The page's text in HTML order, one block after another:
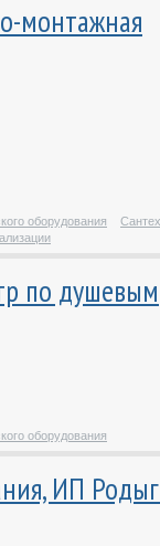
монтажная
оборудования
по душевым
оборудования
ИП